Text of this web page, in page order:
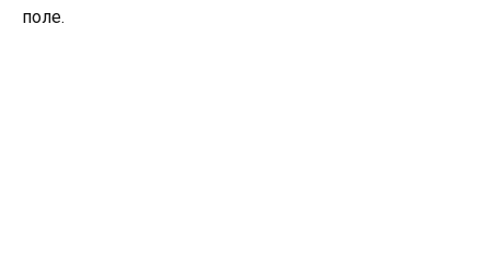
поле.